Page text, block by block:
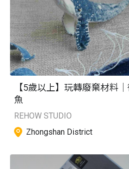
【5歲以上】玩轉廢棄材料
魚
REHOW STUDIO
Zhongshan District